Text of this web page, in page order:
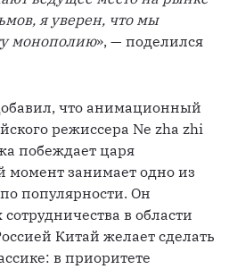
я уверен, что мы
монополию», — поделился
что анимационный
режиссера Ne zha zhi
побеждает царя
момент занимает одно из
популярности. Он
в области
Китай желает сделать
в приоритете